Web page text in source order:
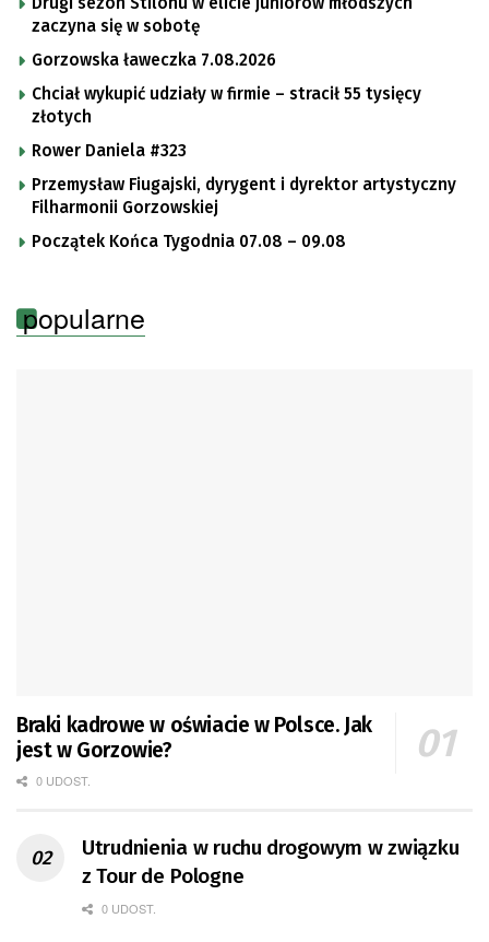
zaczyna się w sobotę
Gorzowska ławeczka 7.08.2026
Chciał wykupić udziały w firmie – stracił 55 tysięcy
złotych
Rower Daniela #323
Przemysław Fiugajski, dyrygent i dyrektor artystyczny
Filharmonii Gorzowskiej
Początek Końca Tygodnia 07.08 – 09.08
popularne
Braki kadrowe w oświacie w Polsce. Jak
jest w Gorzowie?
0 UDOST.
Utrudnienia w ruchu drogowym w związku
z Tour de Pologne
0 UDOST.